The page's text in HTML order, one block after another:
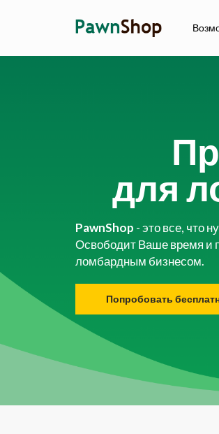
для
PawnShop - это все, что
Освободит Ваше время и
ломбардным бизнесом.
Попробовать